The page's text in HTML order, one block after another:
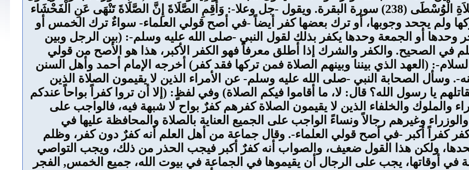
جل وعلا حَافِظُواْ عَلَى الصَّلَوَاتِ والصَّلاَةِ الْوُسْطَى (238) سورة البقرة. ويقول -جل وعلا-: وَأَقِمِ الصَّلَاةَ إِنَّ الصَّلَاةَ تَنْهَى عَنِ الْفَحْشَاء
وإن تركها ولم يجحد وجوبها، أو ترك بعضها كفر أيضاً -في أصح قولي العلماء- سواءٌ ترك الخمس أو
وحدها أو الجمعة وحدها يكفر بذلك لقول النبي -صلى الله عليه وسلم-: (بين الرجل وبين
في الصحيح. والكفر والشرك إذا أطلق معرفاً فهو الكفر الأكبر، هذا هو الأصح من قولي
: (العهد الذي بيننا وبينهم الصلاة فمن تركها فقد كفر) أخرجه الإمام أحمد وأهل السنن
وسأل الصحابة النبي -صلى الله عليه وسلم- عن الأمراء الذين لا يقيمون الصلاة الذين
يا رسول الله؟ قال: لا، ما أقاموا فيكم الصلاة) وفي لفظٍ: (إلا أن تروا كفراً بواحاً عندكم
والملوك والخلفاء الذين لا يقيمون الصلاة كفرهم كفرٌ بواح لا شبهة فيه، فالواجب على
وغيرهم رجالاً ونساءً الواجب على الجميع العناية بالصلاة والمحافظة عليها في
كفر كفراً أكبر -في أصح قولي العلماء-. وقال جماعة من أهل العلم أنه كفرٌ دون كفر، وظلم
ولكن هذا القول ضعيف، والصواب أنه كفرٌ أكبر فيجب الحذر من ذلك، ويجب التواصي
في أوقاتها، يجب على الرجال أن يقيموها في الجماعة في بيوت الله، جميع الخمس, الفجر